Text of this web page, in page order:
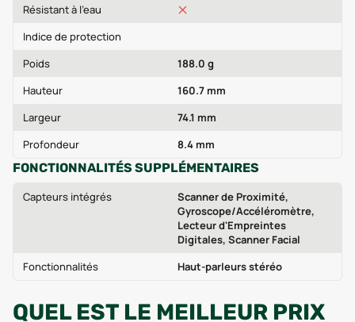
Résistant à l'eau
Indice de protection
Poids
188.0 g
Hauteur
160.7 mm
Largeur
74.1 mm
Profondeur
8.4 mm
FONCTIONNALITÉS SUPPLÉMENTAIRES
Capteurs intégrés
Scanner de Proximité,
Gyroscope/Accéléromètre,
Lecteur d'Empreintes
Digitales, Scanner Facial
Fonctionnalités
Haut-parleurs stéréo
QUEL EST LE MEILLEUR PRIX